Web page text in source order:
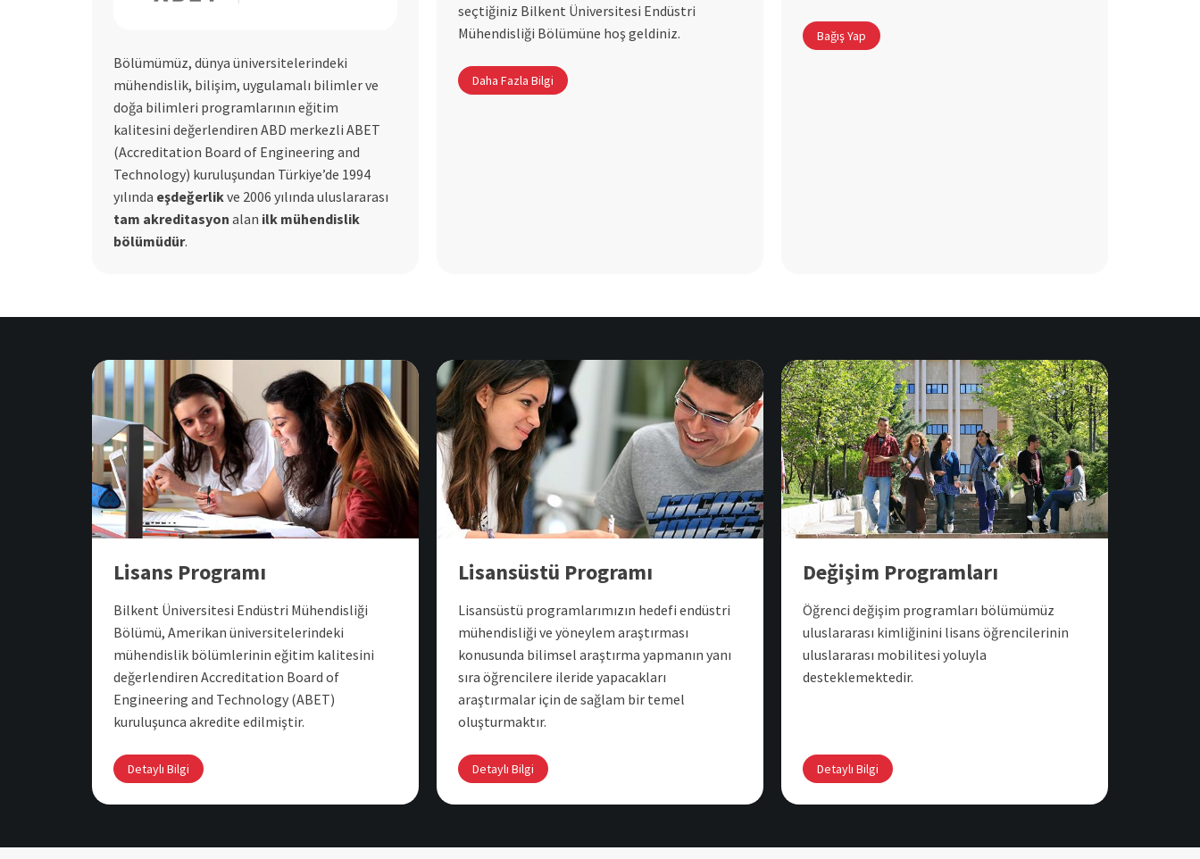
Bölümümüz, dünya üniversitelerindeki
mühendislik, bilişim, uygulamalı bilimler ve
doğa bilimleri programlarının eğitim
kalitesini değerlendiren ABD merkezli ABET
(Accreditation Board of Engineering and
Technology) kuruluşundan Türkiye’de 1994
yılında eşdeğerlikve 2006 yılında uluslararası
tam akreditasyon alan ilk mühendislik
bölümüdür.
seçtiğiniz Bilkent Üniversitesi Endüstri
Mühendisliği Bölümüne hoş geldiniz.
Daha Fazla Bilgi
Bağış Yap
Lisans Programı
Bilkent Üniversitesi Endüstri Mühendisliği
Bölümü, Amerikan üniversitelerindeki
mühendislik bölümlerinin eğitim kalitesini
değerlendiren Accreditation Board of
Engineering and Technology (ABET)
kuruluşunca akredite edilmiştir.
Detaylı Bilgi
Lisansüstü Programı
Lisansüstü programlarımızın hedefi endüstri
mühendisliği ve yöneylem araştırması
konusunda bilimsel araştırma yapmanın yanı
sıra öğrencilere ileride yapacakları
araştırmalar için de sağlam bir temel
oluşturmaktır.
Detaylı Bilgi
Değişim Programları
Öğrenci değişim programları bölümümüz
uluslararası kimliğinini lisans öğrencilerinin
uluslararası mobilitesi yoluyla
desteklemektedir.
Detaylı Bilgi